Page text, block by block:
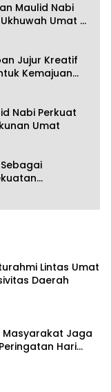
Maulid Nabi
Umat di
Jujur Kreatif
Kemajuan
Nabi Perkuat
Umat
Koheri:
Lintas Umat
Daerah
Masyarakat Jaga
Hari